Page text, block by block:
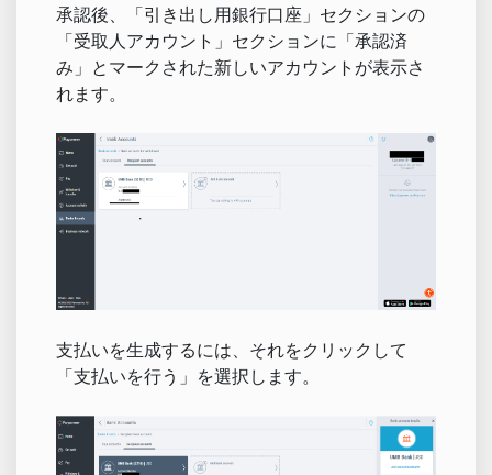
承認後、「引き出し用銀行口座」セクションの
「受取人アカウント」セクションに「承認済
み」とマークされた新しいアカウントが表示さ
れます。
支払いを生成するには、それをクリックして
「支払いを行う」を選択します。